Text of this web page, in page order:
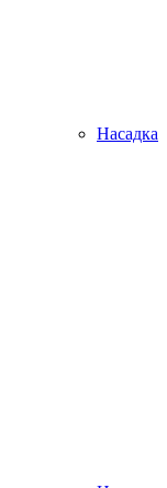
Насадка